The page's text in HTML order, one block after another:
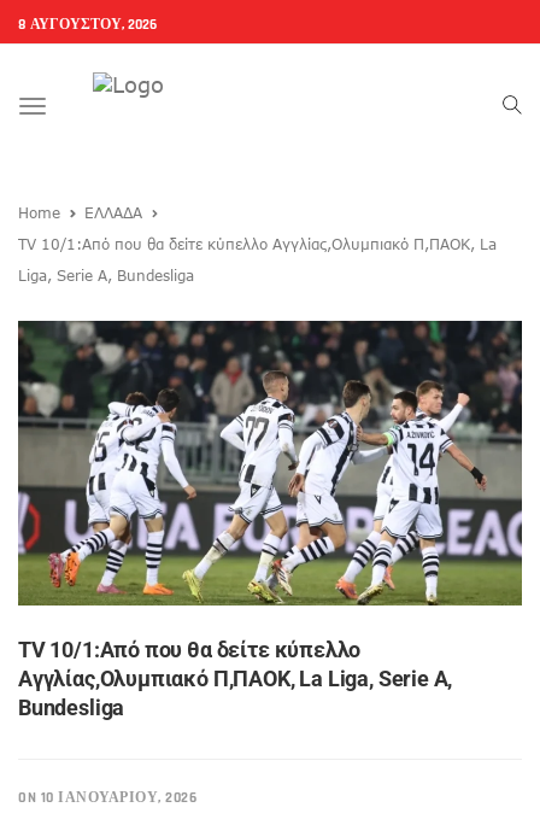
8 ΑΥΓΟΎΣΤΟΥ, 2026
Toggle
Home
ΕΛΛΑΔΑ
ΤV 10/1:Από που θα δείτε κύπελλο Αγγλίας,Ολυμπιακό Π,ΠΑΟΚ, La
Liga, Serie A, Bundesliga
ΤV 10/1:Από που θα δείτε κύπελλο
Αγγλίας,Ολυμπιακό Π,ΠΑΟΚ, La Liga, Serie A,
Bundesliga
ON 10 ΙΑΝΟΥΑΡΊΟΥ, 2026